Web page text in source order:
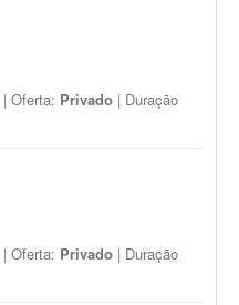
| Oferta: Privado | Duração
| Oferta: Privado | Duração